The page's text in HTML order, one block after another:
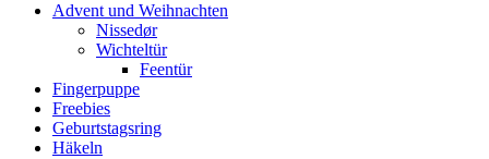
Advent und Weihnachten
Nissedør
Wichteltür
Feentür
Fingerpuppe
Freebies
Geburtstagsring
Häkeln